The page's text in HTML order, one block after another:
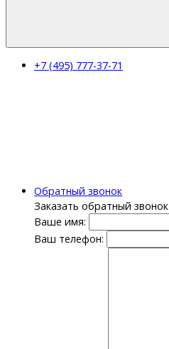
+7 (495) 777-37-71
Обратный звонок
Заказать обратный звонок
Ваше имя:
Ваш телефон: